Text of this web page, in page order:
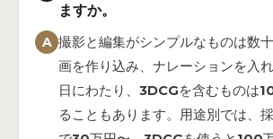
ますか。
A 撮影と編集がシンプルなものは数
画を作り込み、ナレーションを入
日にわたり、3DCGを含むものは
ることもあります。用途別では、